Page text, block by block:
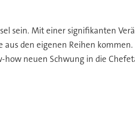
sein. Mit einer signifikanten
den eigenen Reihen
neuen Schwung in die